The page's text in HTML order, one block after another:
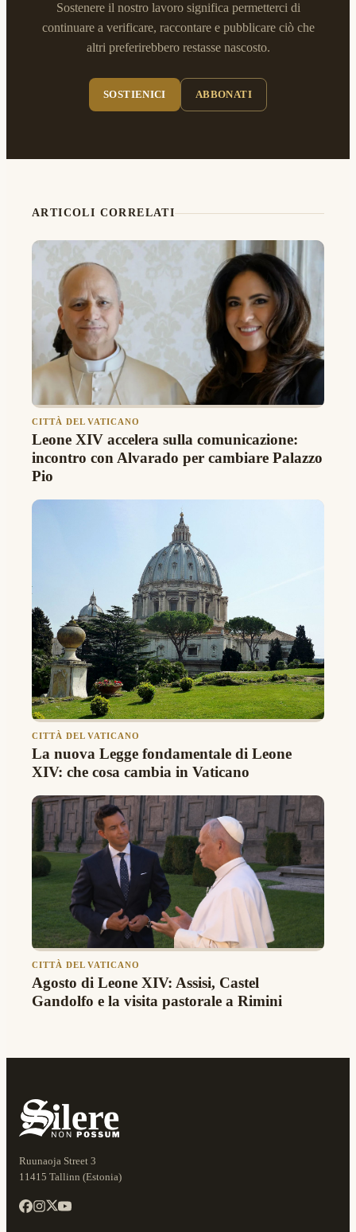
Sostenere il nostro lavoro significa permetterci di
continuare a verificare, raccontare e pubblicare ciò che
altri preferirebbero restasse nascosto.
SOSTIENICI ABBONATI
ARTICOLI CORRELATI
CITTÀ DEL VATICANO
Leone XIV accelera sulla comunicazione:
incontro con Alvarado per cambiare Palazzo
Pio
CITTÀ DEL VATICANO
La nuova Legge fondamentale di Leone
XIV: che cosa cambia in Vaticano
CITTÀ DEL VATICANO
Agosto di Leone XIV: Assisi, Castel
Gandolfo e la visita pastorale a Rimini
Ruunaoja Street 3
11415 Tallinn (Estonia)